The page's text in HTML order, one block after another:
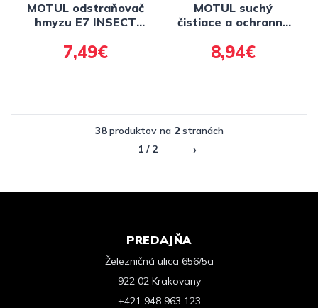
MOTUL odstraňovač
hmyzu E7 INSECT
7,49€
MOTUL suchý
čistiace a ochranný
WAX, 400 ml
8,94€
38produktov na 2stranách
1 / 2
›
PREDAJŇA
Železničná ulica 656/5a
922 02 Krakovany
+421 948 963 123